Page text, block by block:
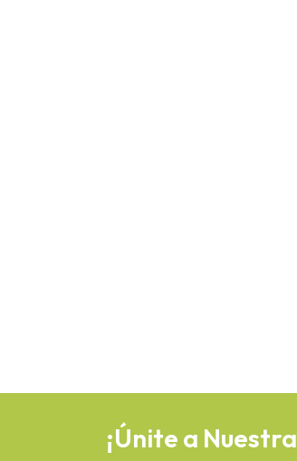
¡Únite a Nuestra